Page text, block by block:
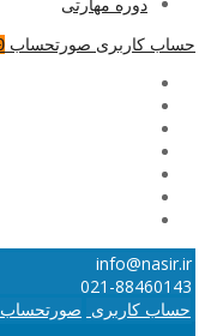
حساب کاربری صورتحساب
info@nasir.ir
021-88460143
حساب کاربری صورتحساب